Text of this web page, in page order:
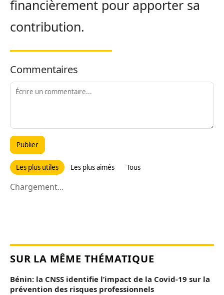
financièrement pour apporter sa
contribution.
Commentaires
Publier
Les plus utiles Les plus aimés Tous
Chargement...
SUR LA MÊME THÉMATIQUE
Bénin: la CNSS identifie l’impact de la Covid-19 sur la
prévention des risques professionnels